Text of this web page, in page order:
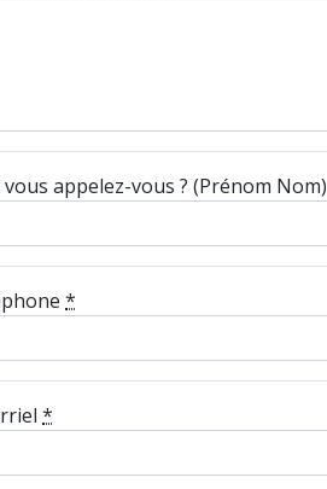
appelez-vous ? (Prénom Nom)
*
*